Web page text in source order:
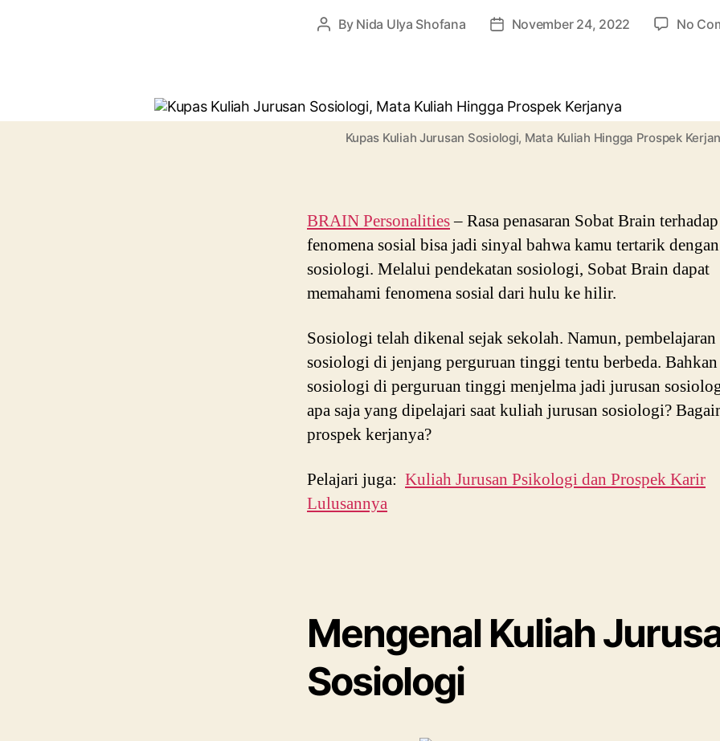
Post
By Nida Ulya Shofana
PostNovember 24, 2022 No
Kupas Kuliah Jurusan Sosiologi, Mata Kuliah Hingga Prospek
BRAIN Personalities– Rasa penasaran Sobat Brain terhadap
fenomena sosial bisa jadi sinyal bahwa kamu tertarik dengan
sosiologi. Melalui pendekatan sosiologi, Sobat Brain dapat
memahami fenomena sosial dari hulu ke hilir.
Sosiologi telah dikenal sejak sekolah. Namun, pembelajaran
sosiologi di jenjang perguruan tinggi tentu berbeda. Bahkan
sosiologi di perguruan tinggi menjelma jadi jurusan
apa saja yang dipelajari saat kuliah jurusan sosiologi?
prospek kerjanya?
Pelajari juga: Kuliah Jurusan Psikologi dan Prospek Karir
Lulusannya
Mengenal Kuliah
Sosiologi